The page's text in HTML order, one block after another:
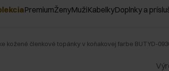
PremiumŽenyMužiKabelkyDoplnky a
kožené členkové topánky v koňakovej farbe BUTYD-